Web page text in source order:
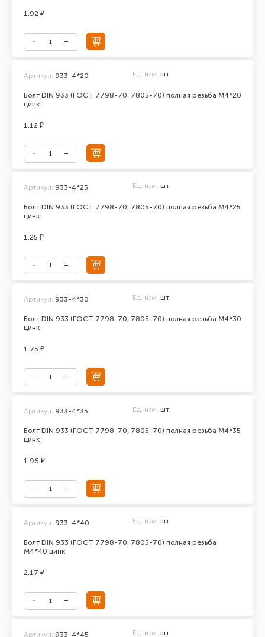
1.92 ₽
Болт DIN 933 (ГОСТ 7798-70, 7805-70) полная резьба М4*20
цинк
Артикул: 933-4*20 Ед. изм. шт.
1.12 ₽
Болт DIN 933 (ГОСТ 7798-70, 7805-70) полная резьба М4*25
цинк
Артикул: 933-4*25 Ед. изм. шт.
1.25 ₽
Болт DIN 933 (ГОСТ 7798-70, 7805-70) полная резьба М4*30
цинк
Артикул: 933-4*30 Ед. изм. шт.
1.75 ₽
Болт DIN 933 (ГОСТ 7798-70, 7805-70) полная резьба М4*35
цинк
Артикул: 933-4*35 Ед. изм. шт.
1.96 ₽
Болт DIN 933 (ГОСТ 7798-70, 7805-70) полная резьба
М4*40 цинк
Артикул: 933-4*40 Ед. изм. шт.
2.17 ₽
Артикул: 933-4*45 Ед. изм. шт.